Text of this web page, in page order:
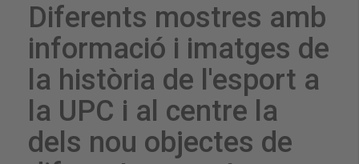
Diferents mostres amb
informació i imatges de
la història de l'esport a
la UPC i al centre la
dels nou objectes de